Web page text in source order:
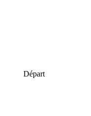
Départ